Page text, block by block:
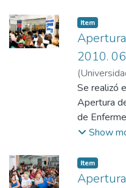
Argentina
Item
2010. 06
(
Se realizó
Apertura
de
organiza
Argentina
Show
Item